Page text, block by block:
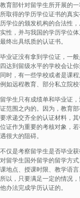
育部针对留学生所开展的
取得的学历学位证书的真
学位的颁发机构的合法性
性，并与我国的学历学位
终出具纸质的认证书。
业证没有拿到学位证，一
达到留级水平的学校会让
时，有一些学校或者是课程
如远程教育、部分私立院校
学生只有成绩单和毕业证
范围之内的。因为，教育
求递交齐全的认证材料，
证作为重要的考核对象，
很大的阻碍。
仅是考察留学生是否毕业
留学生国外留学的留学方
地点、授课时限、教学语
以，只要满足一定的情况
办法完成学历认证的。